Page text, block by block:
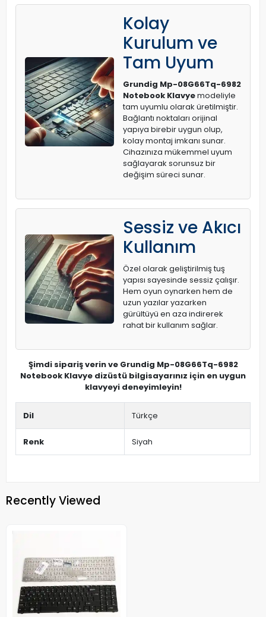
Kolay
Kurulum ve
Tam Uyum
Grundig Mp-08G66Tq-6982
Notebook Klavyemodeliyle
tam uyumlu olarak üretilmiştir.
Bağlantı noktaları orijinal
yapıya birebir uygun olup,
kolay montaj imkanı sunar.
Cihazınıza mükemmel uyum
sağlayarak sorunsuz bir
değişim süreci sunar.
Sessiz ve Akıcı
Kullanım
Özel olarak geliştirilmiş tuş
yapısı sayesinde sessiz çalışır.
Hem oyun oynarken hem de
uzun yazılar yazarken
gürültüyü en aza indirerek
rahat bir kullanım sağlar.
Şimdi sipariş verin ve Grundig Mp-08G66Tq-6982
Notebook Klavye dizüstü bilgisayarınız için en uygun
klavyeyi deneyimleyin!
Dil Türkçe
Renk Siyah
Recently Viewed